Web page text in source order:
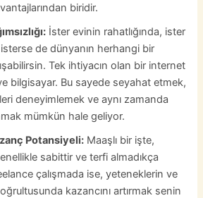
biridir.
İster evinin rahatlığında, ister
de dünyanın herhangi bir
Tek ihtiyacın olan bir internet
bilgisayar. Bu sayede seyahat etmek,
deneyimlemek ve aynı zamanda
mümkün hale geliyor.
Potansiyeli: Maaşlı bir işte,
sabittir ve terfi almadıkça
çalışmada ise, yeteneklerin ve
kazancını artırmak senin